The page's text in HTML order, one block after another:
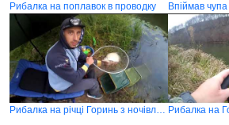
Рибалка на поплавок в проводку Впіймав
Рибалка на річці Горинь з ночівлею біля села Хотин Рибалка на